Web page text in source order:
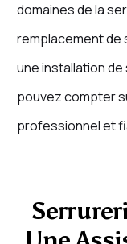
domaines de la
remplacement de
une installation
pouvez compter
professionnel et